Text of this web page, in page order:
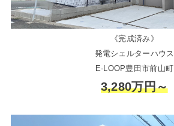
《完成済み》
発電シェルターハウス
E-LOOP豊田市前山町
3,280万円～